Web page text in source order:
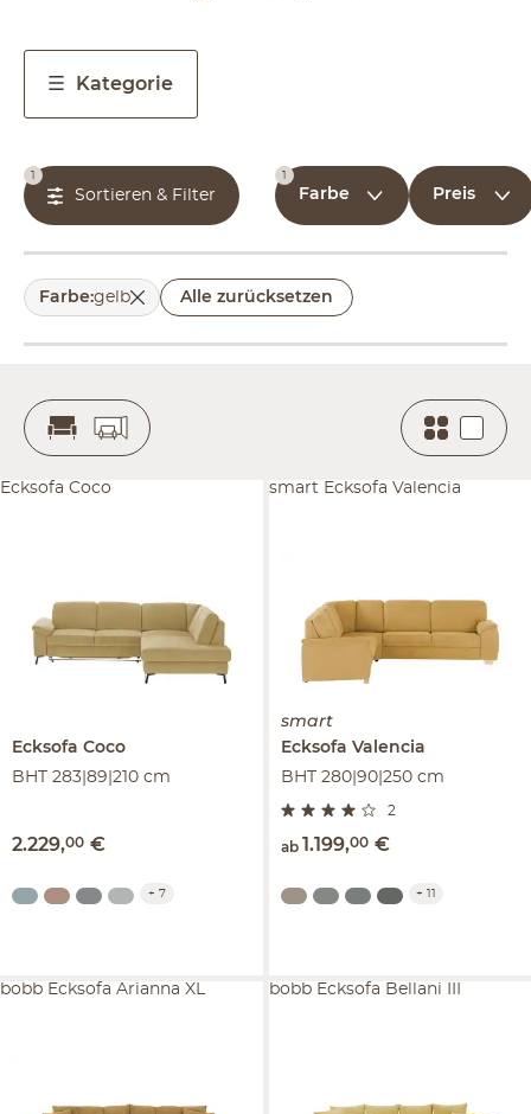
Kategorie
1
Sortieren & Filter
1
Farbe Preis
Farbe:gelb Alle zurücksetzen
Ecksofa Coco
BHT 283|89|210 cm
2.229,00 €
Ecksofa Coco
+ 7
smart
Ecksofa Valencia
BHT 280|90|250 cm
2
ab 1.199,00 €
smart Ecksofa Valencia
+ 11
bobb Ecksofa Arianna XL bobb Ecksofa Bellani III